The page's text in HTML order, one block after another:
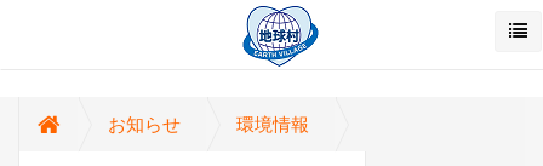
お知らせ 環境情報